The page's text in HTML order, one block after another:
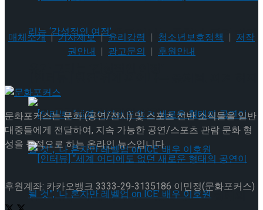
[인터뷰] 빙판 위에 피어나는 꽃처럼, 피겨 허지
[인터뷰] “세계 어디에도 없던 새로운 형태의
유가 그리는 ‘감성적인 여정’
매체소개|기사제보|윤리강령 | 청소년보호정책 | 저작
권안내 | 광고문의 | 후원안내
문화포커스는 문화 (공연/전시) 및 스포츠 전반 소식들을 일반
대중들에게 전달하여, 지속 가능한 공연/스포츠 관람 문화 형
성을 목적으로 하는 온라인 뉴스입니다.
후원계좌: 카카오뱅크 3333-29-3135186 이민정(문화포커스)